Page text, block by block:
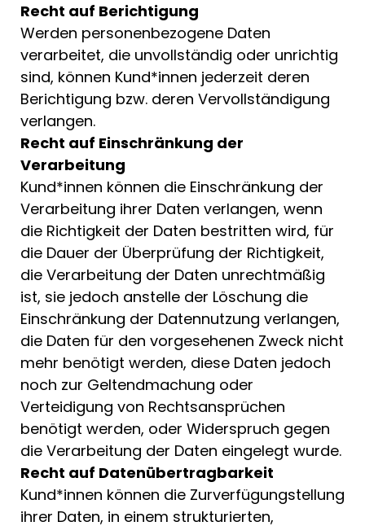
Recht auf Berichtigung
Werden personenbezogene Daten
verarbeitet, die unvollständig oder unrichtig
sind, können Kund*innen jederzeit deren
Berichtigung bzw. deren Vervollständigung
verlangen.
Recht auf Einschränkung der
Verarbeitung
Kund*innen können die Einschränkung der
Verarbeitung ihrer Daten verlangen, wenn
die Richtigkeit der Daten bestritten wird, für
die Dauer der Überprüfung der Richtigkeit,
die Verarbeitung der Daten unrechtmäßig
ist, sie jedoch anstelle der Löschung die
Einschränkung der Datennutzung verlangen,
die Daten für den vorgesehenen Zweck nicht
mehr benötigt werden, diese Daten jedoch
noch zur Geltendmachung oder
Verteidigung von Rechtsansprüchen
benötigt werden, oder Widerspruch gegen
die Verarbeitung der Daten eingelegt wurde.
Recht auf Datenübertragbarkeit
Kund*innen können die Zurverfügungstellung
ihrer Daten, in einem strukturierten,